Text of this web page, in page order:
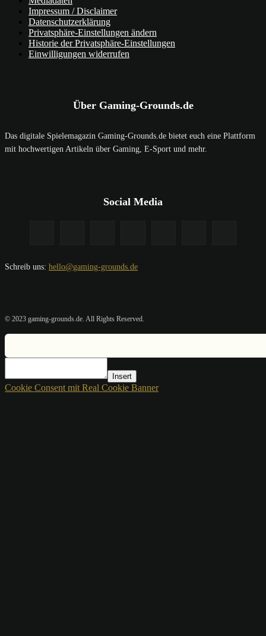
Impressum / Disclaimer
Datenschutzerklärung
Privatsphäre-Einstellungen ändern
Historie der Privatsphäre-Einstellungen
Einwilligungen widerrufen
Über Gaming-Grounds.de
Das digitale Spielemagazin Gaming-Grounds.de bietet euch eine Plattform
mit hochwertigen Artikeln über Gaming, E-Sport und mehr.
Social Media
Schreib uns: hello@gaming-grounds.de
© 2023 gaming-grounds.de. All Rights Reserved.
Insert
Cookie Consent mit Real Cookie Banner